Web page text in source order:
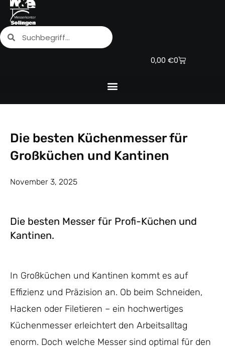
Zum
Inhalt
springen
SucheSuche
0,00 €0
Warenkorb
Die besten Küchenmesser für
Großküchen und Kantinen
November 3, 2025
Die besten Messer für Profi-Küchen und
Kantinen.
In Großküchen und Kantinen kommt es auf
Effizienz und Präzision an. Ob beim Schneiden,
Hacken oder Filetieren – ein hochwertiges
Küchenmesser erleichtert den Arbeitsalltag
enorm. Doch welche Messer sind optimal für den